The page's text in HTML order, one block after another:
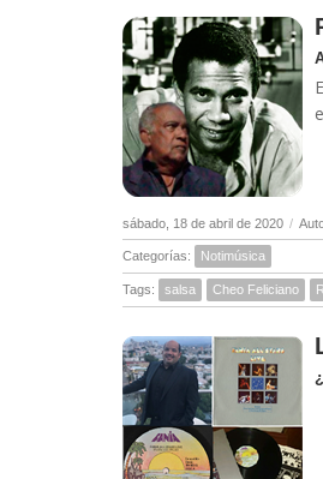
sábado, 18 de abril de 2020 /
Categorías: Notimúsica
Tags: salsa Cheo Feliciano